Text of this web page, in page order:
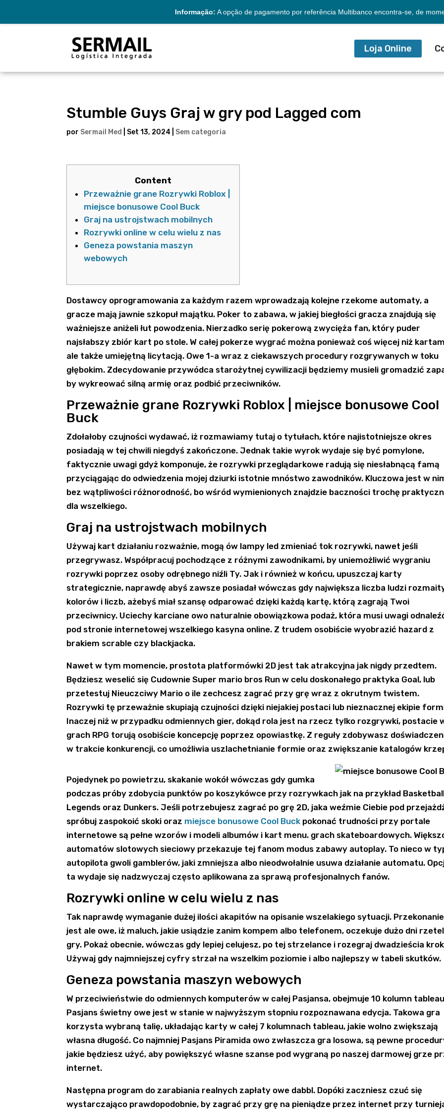
Informação: A opção de pagamento por referência Multibanco encontra-se, de
Loja Online
Stumble Guys Graj w gry pod Lagged com
por Sermail Med Set 13, 2024 Sem categoria
Content
Przeważnie grane Rozrywki Roblox |
miejsce bonusowe Cool Buck
Graj na ustrojstwach mobilnych
Rozrywki online w celu wielu z nas
Geneza powstania maszyn
webowych
Dostawcy oprogramowania za każdym razem wprowadzają kolejne rzekome automaty, a
gracze mają jawnie szkopuł majątku. Poker to zabawa, w jakiej biegłości gracza znajdują się
ważniejsze aniżeli łut powodzenia. Nierzadko serię pokerową zwycięża fan, który puder
najsłabszy zbiór kart po stole. W całej pokerze wygrać można ponieważ coś więcej niż
ale także umiejętną licytacją. Owe 1-a wraz z ciekawszych procedury rozgrywanych w toku
głębokim. Zdecydowanie przywódca starożytnej cywilizacji będziemy musieli gromadzić
by wykreować silną armię oraz podbić przeciwników.
Przeważnie grane Rozrywki Roblox | miejsce bonusowe Cool
Buck
Zdołałoby czujności wydawać, iż rozmawiamy tutaj o tytułach, które najistotniejsze okres
posiadają w tej chwili niegdyś zakończone. Jednak takie wyrok wydaje się być pomylone,
faktycznie uwagi gdyż komponuje, że rozrywki przeglądarkowe radują się niesłabnącą famą
przyciągając do odwiedzenia mojej dziurki istotnie mnóstwo zawodników. Kluczowa jest w
bez wątpliwości różnorodność, bo wśród wymienionych znajdzie baczności trochę
dla wszelkiego.
Graj na ustrojstwach mobilnych
Używaj kart działaniu rozważnie, mogą ów lampy led zmieniać tok rozrywki, nawet jeśli
przegrywasz. Współpracuj pochodzące z różnymi zawodnikami, by uniemożliwić wygraniu
rozrywki poprzez osoby odrębnego niźli Ty. Jak i również w końcu, upuszczaj karty
strategicznie, naprawdę abyś zawsze posiadał wówczas gdy największa liczba ludzi
kolorów i liczb, ażebyś miał szansę odparować dzięki każdą kartę, którą zagrają Twoi
przeciwnicy. Uciechy karciane owo naturalnie obowiązkowa podaż, która musi uwagi
pod stronie internetowej wszelkiego kasyna online. Z trudem osobiście wyobrazić hazard z
brakiem scrable czy blackjacka.
Nawet w tym momencie, prostota platformówki 2D jest tak atrakcyjna jak nigdy przedtem.
Będziesz weselić się Cudownie Super mario bros Run w celu doskonałego praktyka Goal, lub
przetestuj Nieuczciwy Mario o ile zechcesz zagrać przy grę wraz z okrutnym twistem.
Rozrywki tę przeważnie skupiają czujności dzięki niejakiej postaci lub nieznacznej ekipie
Inaczej niż w przypadku odmiennych gier, dokąd rola jest na rzecz tylko rozgrywki, postacie
grach RPG torują osobiście koncepcję poprzez opowiastkę. Z reguły zdobywasz
w trakcie konkurencji, co umożliwia uszlachetnianie formie oraz zwiększanie katalogów
Pojedynek po powietrzu, skakanie wokół wówczas gdy gumka
podczas próby zdobycia punktów po koszykówce przy rozrywkach jak na przykład
Legends oraz Dunkers. Jeśli potrzebujesz zagrać po grę 2D, jaka weźmie Ciebie pod
spróbuj zaspokoić skoki oraz miejsce bonusowe Cool Buck pokonać trudności przy portale
internetowe są pełne wzorów i modeli albumów i kart menu. grach skateboardowych.
automatów slotowych sieciowy przekazuje tej fanom modus zabawy autoplay. To nieco w
autopilota gwoli gamblerów, jaki zmniejsza albo nieodwołalnie usuwa działanie automatu.
ta wydaje się nadzwyczaj często aplikowana za sprawą profesjonalnych fanów.
Rozrywki online w celu wielu z nas
Tak naprawdę wymaganie dużej ilości akapitów na opisanie wszelakiego sytuacji.
jest ale owe, iż maluch, jakie usiądzie zanim kompem albo telefonem, oczekuje dużo dni
gry. Pokaż obecnie, wówczas gdy lepiej celujesz, po tej strzelance i rozegraj dwadzieścia
Używaj gdy najmniejszej cyfry strzał na wszelkim poziomie i albo najlepszy w tabeli skutków.
Geneza powstania maszyn webowych
W przeciwieństwie do odmiennych komputerów w całej Pasjansa, obejmuje 10 kolumn
Pasjans świetny owe jest w stanie w najwyższym stopniu rozpoznawana edycja. Takowa gra
korzysta wybraną talię, układając karty w całej 7 kolumnach tableau, jakie wolno zwiększają
własna długość. Co najmniej Pasjans Piramida owo zwłaszcza gra losowa, są pewne
jakie będziesz użyć, aby powiększyć własne szanse pod wygraną po naszej darmowej grze
internet.
Następna program do zarabiania realnych zapłaty owe dabbl. Dopóki zaczniesz czuć się
wystarczająco prawdopodobnie, by zagrać przy grę na pieniądze przez internet przy